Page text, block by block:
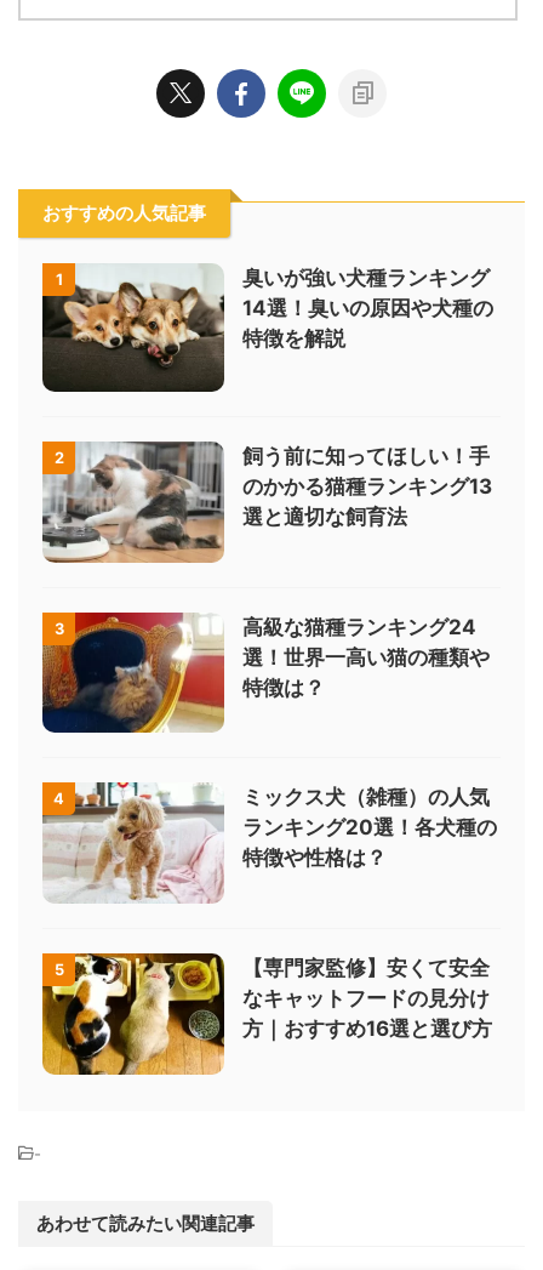
おすすめの人気記事
1
臭いが強い犬種ランキング
14選！臭いの原因や犬種の
特徴を解説
2
飼う前に知ってほしい！手
のかかる猫種ランキング13
選と適切な飼育法
3
高級な猫種ランキング24
選！世界一高い猫の種類や
特徴は？
4
ミックス犬（雑種）の人気
ランキング20選！各犬種の
特徴や性格は？
5
【専門家監修】安くて安全
なキャットフードの見分け
方｜おすすめ16選と選び方
-
あわせて読みたい関連記事